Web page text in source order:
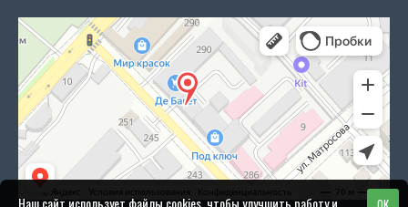
Наш сайт использует файлы cookies, чтобы улучшить работу и